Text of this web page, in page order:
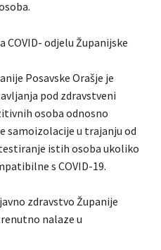
odjelu Županijske
Posavske Orašje je
pod zdravstveni
osoba odnosno
samoizolacije u trajanju od
istih osoba ukoliko
s COVID-19.
zdravstvo Županije
nalaze u